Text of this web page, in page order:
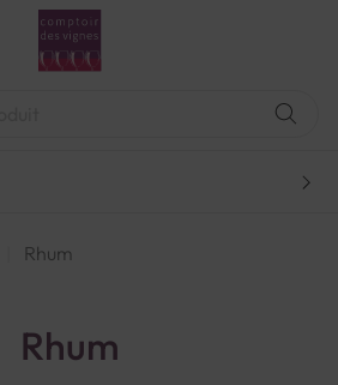
Rhum
Rhum